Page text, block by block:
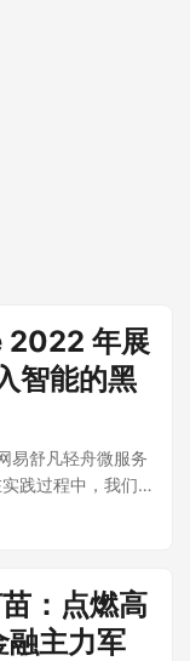
2022 年展
智能的黑
易舒凡轻舟微服务
践过程中，我们开
：点燃高
融主力军